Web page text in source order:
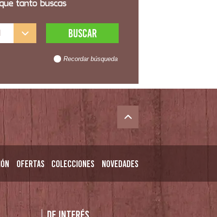
Recordar búsqueda
Ofertas Colecciones Novedades